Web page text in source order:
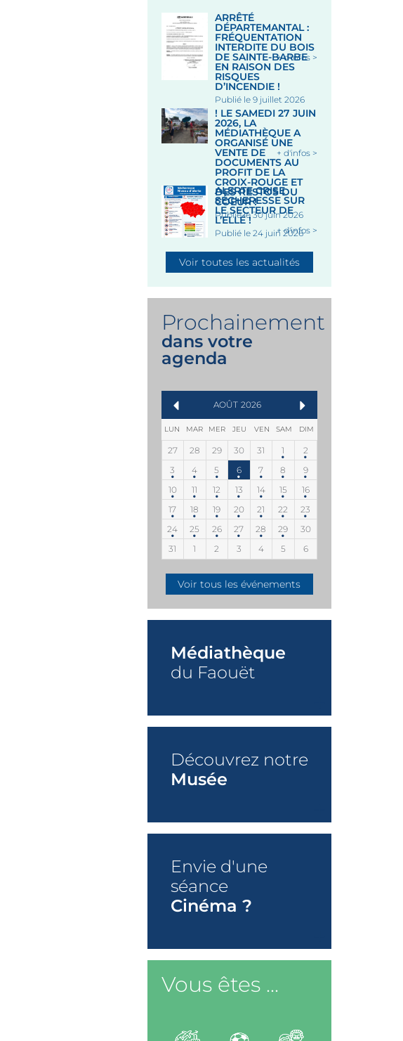
ARRÊTÉ
DÉPARTEMANTAL :
FRÉQUENTATION
INTERDITE DU BOIS
DE SAINTE-BARBE
EN RAISON DES
RISQUES
D’INCENDIE !
Publié le 9 juillet 2026
+ d'infos >
! LE SAMEDI 27 JUIN
2026, LA
MÉDIATHÈQUE A
ORGANISÉ UNE
VENTE DE
DOCUMENTS AU
PROFIT DE LA
CROIX-ROUGE ET
DES RESTOS DU
COEUR !
Publié le 30 juin 2026
+ d'infos >
ALERTE CRISE
SÉCHERESSE SUR
LE SECTEUR DE
L’ELLÉ !
Publié le 24 juin 2026
+ d'infos >
Voir toutes les actualités
Prochainement
dans votre
agenda
AOÛT 2026
LUN MAR MER JEU VEN SAM DIM
27 28 29 30 31 1
2
3
4 5 6 7 8
9
10
11 12 13 14 15
16
17
18 19 20 21 22
23
24
25 26 27 28 29
30
31
1 2 3 4 5 6
Voir tous les événements
Médiathèque
du Faouët
Découvrez notre
Musée
Envie d'une
séance
Cinéma ?
Vous êtes ...